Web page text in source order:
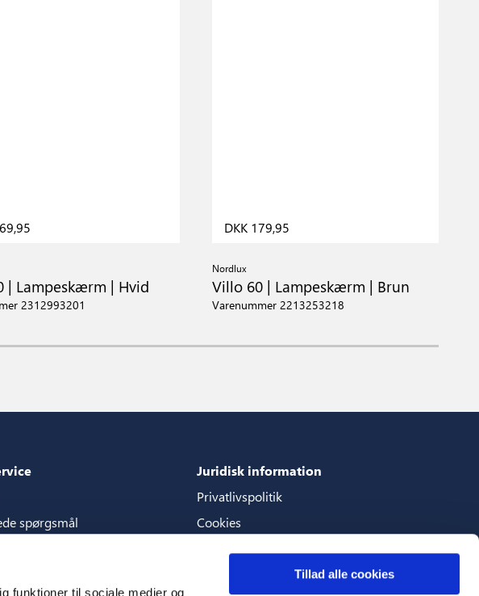
funktioner til sociale medier og
Tillad alle cookies
| Lampeskærm | Hvid
2312993201
DKK 179,95
Nordlux
Villo 60 | Lampeskærm | Brun
Varenummer 2213253218
spørgsmål
Juridisk information
Privatlivspolitik
Cookies